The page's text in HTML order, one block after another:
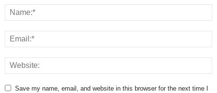
Save my name, email, and website in this browser for the next time I